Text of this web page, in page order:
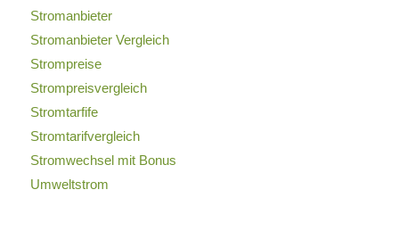
Stromanbieter
Stromanbieter Vergleich
Strompreise
Strompreisvergleich
Stromtarfife
Stromtarifvergleich
Stromwechsel mit Bonus
Umweltstrom